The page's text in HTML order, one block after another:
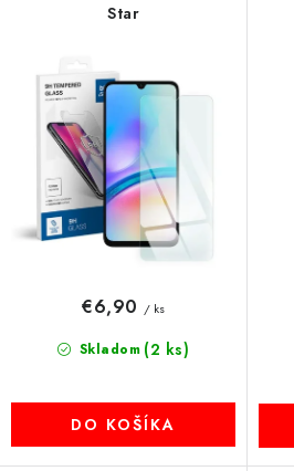
Star
Skladom (2 ks)
€6,90 / ks
DO KOŠÍKA